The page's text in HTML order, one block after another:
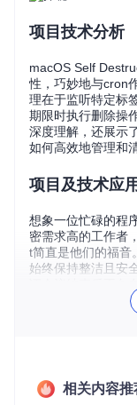
项目技术分析
macOS Self
性，巧妙地与cron
理在于监听特定标
期限时执行删除操
深度理解，还展示
如何高效地管理和
项目及技术应
想象一位忙碌的程
密需求高的工作者
t简直是他们的福音
始终保持整洁且安
证会议结束后不久
工具也适用于整理
一年后自动整理不
智能化管理：通
相关内容推